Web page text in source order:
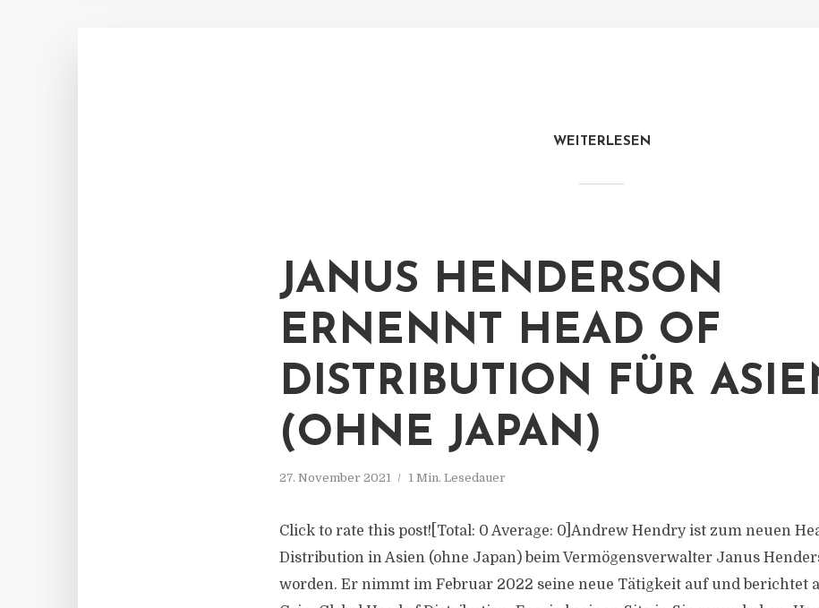
WEITERLESEN
JANUS HENDERSON
ERNENNT HEAD OF
DISTRIBUTION FÜR
(OHNE JAPAN)
27. November 2021 1 Min. Lesedauer
Click to rate this post![Total: 0 Average: 0]Andrew Hendry ist zum neuen
Distribution in Asien (ohne Japan) beim Vermögensverwalter Janus
worden. Er nimmt im Februar 2022 seine neue Tätigkeit auf und berichtet